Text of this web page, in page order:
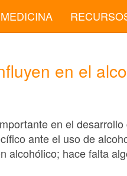
MEDICINA
en el
en el
ante el uso de
alcohólico; hace falta